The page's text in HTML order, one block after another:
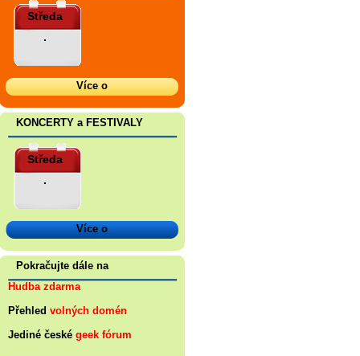
Středa
.
Více o
KONCERTY a FESTIVALY
Středa
.
Více o
Pokračujte dále na
Hudba zdarma
Přehled volných domén
Jediné české geek fórum